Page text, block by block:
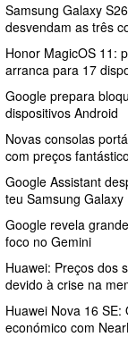
Samsung Galaxy
desvendam as três
Honor MagicOS 11:
arranca para 17
Google prepara
dispositivos Android
Novas consolas
com preços
Google Assistant
teu Samsung Galaxy
Google revela
foco no Gemini
Huawei: Preços dos
devido à crise na
Huawei Nova 16
económico com